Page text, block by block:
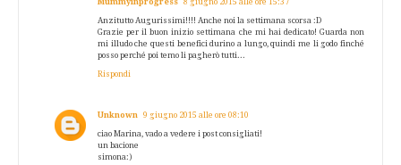
Anzitutto Augurissimi!!!! Anche noi la settimana scorsa :D
Grazie per il buon inizio settimana che mi hai dedicato! Guarda non
mi illudo che questi benefici durino a lungo, quindi me li godo finché
posso perché poi temo li pagherò tutti...
Rispondi
Unknown 9 giugno 2015 alle ore 08:10
ciao Marina, vado a vedere i post consigliati!
un bacione
simona:)